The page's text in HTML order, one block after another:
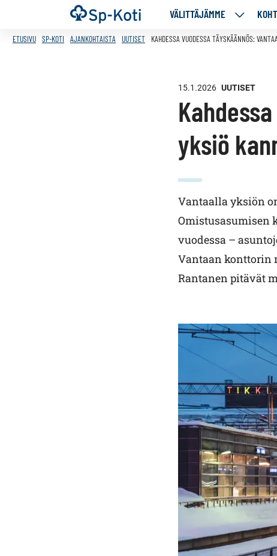
Siirry
sisältöön
Etusivu VÄLITTÄJÄMME
ALASIVUT
ETUSIVU SP-KOTI AJANKOHTAISTA UUTISET KAHDESSA VUODESSA TÄYSKÄÄNNÖS:
15.1.2026 UUTISET
yksiö
Vantaalla yksiön
Omistusasumisen
vuodessa –
Vantaan konttorin
Rantanen pitävät